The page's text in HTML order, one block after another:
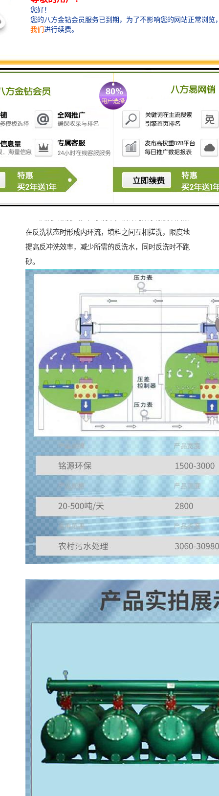
在清洗过程中，填料层在水流的冲击下被冲起，杂质则
在反洗状态时形成内环流，填料之间互相搓洗，限度地
提高反冲洗效率，减少所需的反洗水，同时反洗时不跑
砂。